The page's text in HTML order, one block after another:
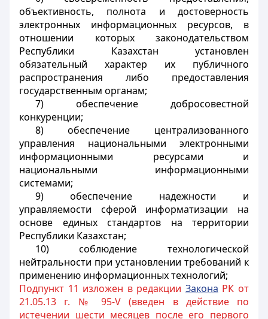
объективность, полнота и достоверность
электронных информационных ресурсов, в
отношении которых законодательством
Республики Казахстан установлен
обязательный характер их публичного
распространения либо предоставления
государственным органам;
7) обеспечение добросовестной
конкуренции;
8) обеспечение централизованного
управления национальными электронными
информационными ресурсами и
национальными информационными
системами;
9) обеспечение надежности и
управляемости сферой информатизации на
основе единых стандартов на территории
Республики Казахстан;
10) соблюдение технологической
нейтральности при установлении требований к
применению информационных технологий;
Подпункт 11 изложен в редакции Закона РК от
21.05.13 г. № 95-V (введен в действие по
истечении шести месяцев после его первого